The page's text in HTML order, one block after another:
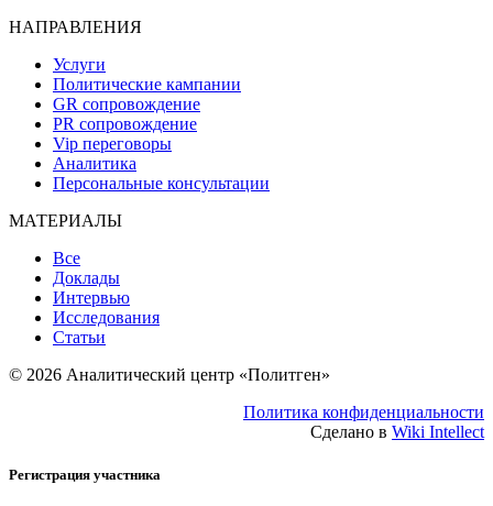
НАПРАВЛЕНИЯ
Услуги
Политические кампании
GR сопровождение
PR сопровождение
Vip переговоры
Аналитика
Персональные консультации
МАТЕРИАЛЫ
Все
Доклады
Интервью
Исследования
Статьи
© 2026 Аналитический центр «Политген»
Политика конфиденциальности
Сделано в Wiki Intellect
Регистрация участника